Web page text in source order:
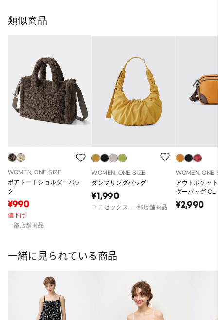
類似商品
WOMEN, ONE SIZE
ボアトートショルダーバッ
グ
¥990
値下げ
一部店舗商品
WOMEN, ONE SIZE
ダンプリングバッグ
¥1,990
ユニセックス, 一部店舗商品
WOMEN, ONE
アウトポケッ
ダーバッグ CL
¥2,990
一緒に見られている商品